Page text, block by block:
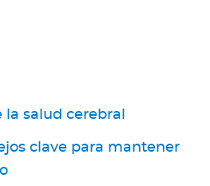
la salud cerebral
clave para mantener